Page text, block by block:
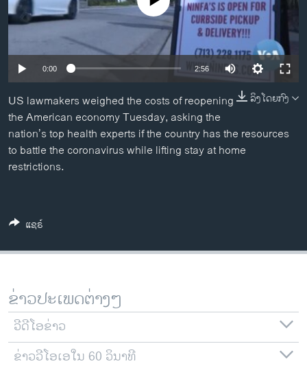
ຊີວິດຊາວລາວ
ຊຸມຊົນຊາວລາວ
ວິທະຍາສາດ-ເທັກໂນໂລຈີ
ທຸລະກິດ
ພາສາອັງກິດ
ວີດີໂອ
ສຽງ
0:00 2:56
ລິງໂດຍກົງ
US lawmakers weighed the costs of reopening
the American economy Tuesday, asking the
nation’s top health experts if the country has the resources
to battle the coronavirus while lifting stay at home
restrictions.
ແຊຣ໌
ຂ່າວປະເພດຕ່າງໆ
ວີດີໂອຂ່າວ
ຂ່າວວີໂອເອໃນ 60 ວິນາທີ